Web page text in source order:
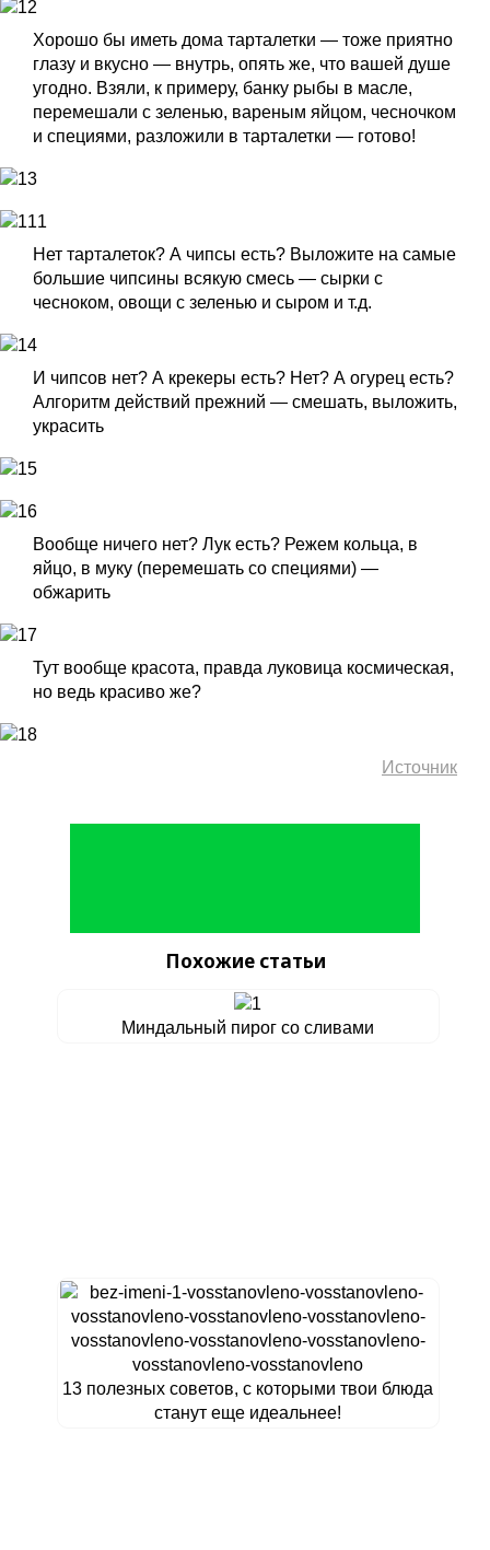
Хорошо бы иметь дома тарталетки — тоже приятно
глазу и вкусно — внутрь, опять же, что вашей душе
угодно. Взяли, к примеру, банку рыбы в масле,
перемешали с зеленью, вареным яйцом, чесночком
и специями, разложили в тарталетки — готово!
Нет тарталеток? А чипсы есть? Выложите на самые
большие чипсины всякую смесь — сырки с
чесноком, овощи с зеленью и сыром и т.д.
И чипсов нет? А крекеры есть? Нет? А огурец есть?
Алгоритм действий прежний — смешать, выложить,
украсить
Вообще ничего нет? Лук есть? Режем кольца, в
яйцо, в муку (перемешать со специями) —
обжарить
Тут вообще красота, правда луковица космическая,
но ведь красиво же?
Источник
Похожие статьи
Миндальный пирог со сливами
13 полезных советов, с которыми твои блюда
станут еще идеальнее!